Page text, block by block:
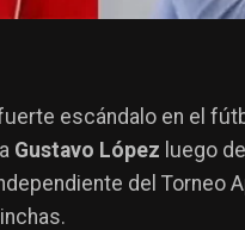
escándalo en el
Gustavo López luego
del Torneo